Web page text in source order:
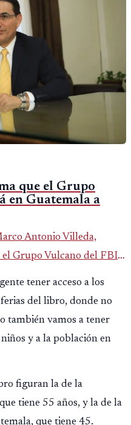
que el Grupo
en Guatemala a
Antonio Villeda,
Grupo Vulcano del FBI
julio, tras un intento
del Ministerio
tener acceso a los
del libro, donde no
también vamos a tener
y a la población en
figuran la de la
tiene 55 años, y la de la
que tiene 45.